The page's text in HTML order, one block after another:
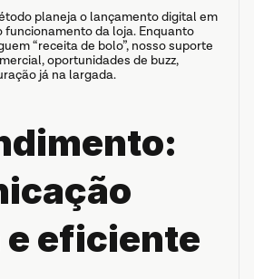
planeja o lançamento digital em
funcionamento da loja. Enquanto
“receita de bolo”, nosso suporte
oportunidades de buzz,
já na largada.
e eficiente